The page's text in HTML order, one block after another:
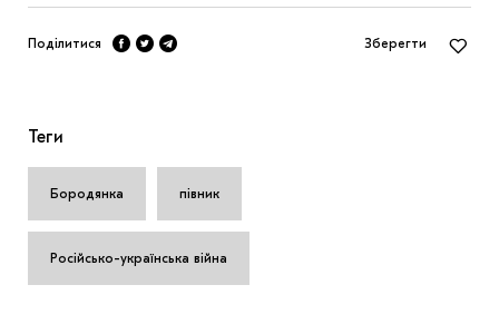
Поділитися Зберегти
Теги
Бородянка півник
Російсько-українська війна